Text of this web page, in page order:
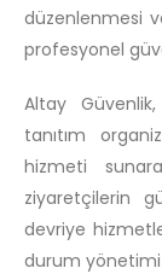
düzenlenmesi
profesyonel
Altay
tanıtım
hizmeti
ziyaretçilerin
devriye
durum